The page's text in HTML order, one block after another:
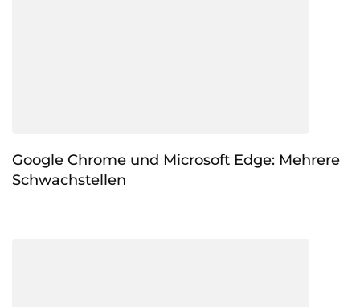
Google Chrome und Microsoft Edge: Mehrere
Schwachstellen